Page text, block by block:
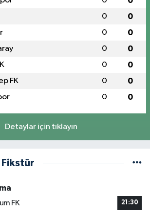
0 0
0 0
0 0
0 0
FK 0 0
0 0
Detaylar için tıklayın
Fikstür
FK
21:30